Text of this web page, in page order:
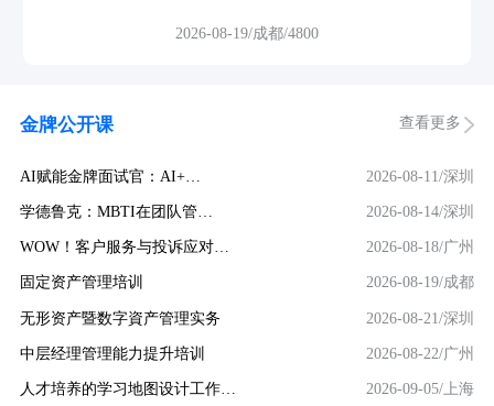
2026-08-19/成都/4800
金牌公开课 查看更多
AI赋能金牌面试官：AI+… 2026-08-11/深圳
学德鲁克：MBTI在团队管… 2026-08-14/深圳
WOW！客户服务与投诉应对… 2026-08-18/广州
固定资产管理培训 2026-08-19/成都
无形资产暨数字資产管理实务 2026-08-21/深圳
中层经理管理能力提升培训 2026-08-22/广州
人才培养的学习地图设计工作… 2026-09-05/上海